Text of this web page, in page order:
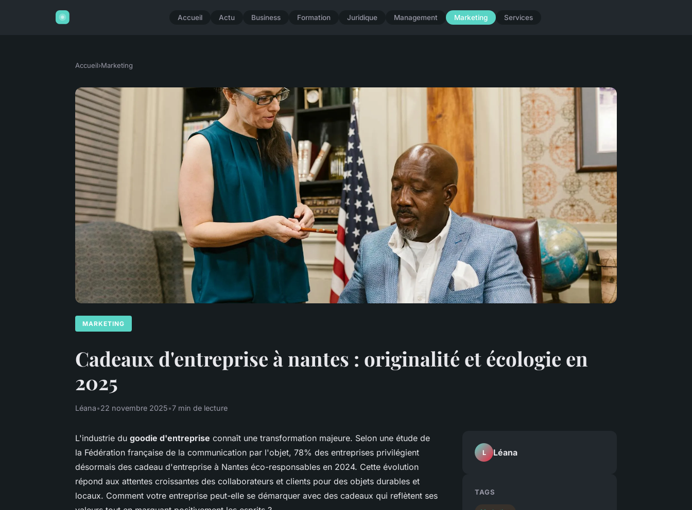
Accueil Actu Business Formation Juridique Management Marketing Services
Accueil›Marketing
MARKETING
Cadeaux d'entreprise à nantes : originalité et écologie en
2025
Léana•22 novembre 2025•7 min de lecture
L'industrie du goodie d'entreprise connaît une transformation majeure. Selon une étude de
la Fédération française de la communication par l'objet, 78% des entreprises privilégient
désormais des cadeau d'entreprise à Nantes éco-responsables en 2024. Cette évolution
répond aux attentes croissantes des collaborateurs et clients pour des objets durables et
locaux. Comment votre entreprise peut-elle se démarquer avec des cadeaux qui reflètent ses
L Léana
TAGS